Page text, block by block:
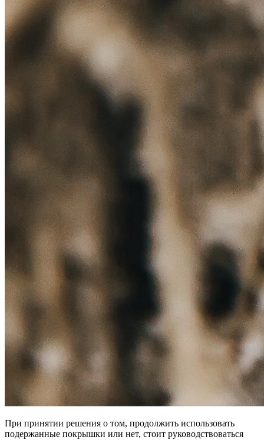
При принятии решения о том, продолжить использовать
подержанные покрышки или нет, стоит руководствоваться